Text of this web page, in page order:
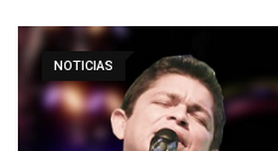
NOTICIAS